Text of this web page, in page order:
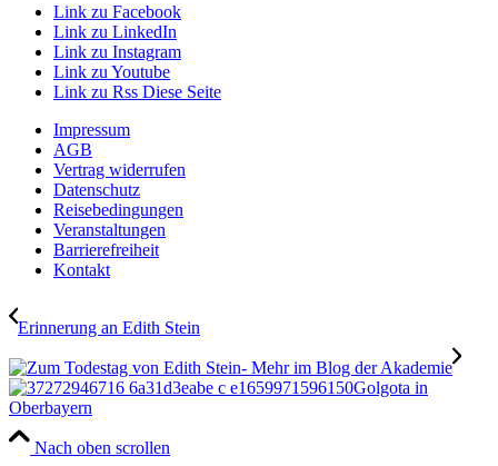
Link zu Facebook
Link zu LinkedIn
Link zu Instagram
Link zu Youtube
Link zu Rss Diese Seite
Impressum
AGB
Vertrag widerrufen
Datenschutz
Reisebedingungen
Veranstaltungen
Barrierefreiheit
Kontakt
Erinnerung an Edith Stein
Golgota in
Oberbayern
Nach oben scrollen